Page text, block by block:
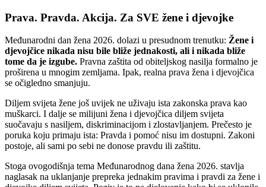
Prava. Pravda. Akcija. Za SVE žene i djevojke
Međunarodni dan žena 2026. dolazi u presudnom trenutku: Žene i
djevojčice nikada nisu bile bliže jednakosti, ali i nikada bliže
tome da je izgube. Pravna zaštita od obiteljskog nasilja formalno je
proširena u mnogim zemljama. Ipak, realna prava žena i djevojčica
se očigledno smanjuju.
Diljem svijeta žene još uvijek ne uživaju ista zakonska prava kao
muškarci. I dalje se milijuni žena i djevojčica diljem svijeta
suočavaju s nasiljem, diskriminacijom i zlostavljanjem. Prečesto je
poruka koju primaju ista: Pravda i pomoć nisu im dostupni. Zakoni
postoje, ali sami po sebi ne donose pravdu ili zaštitu.
Stoga ovogodišnja tema Međunarodnog dana žena 2026. stavlja
naglasak na uklanjanje prepreka jednakim pravima i pravdi za žene i